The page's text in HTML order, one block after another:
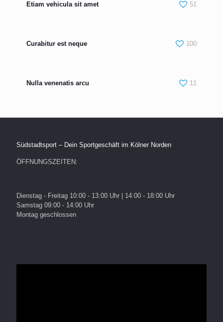
Etiam vehicula sit amet 51
Curabitur est neque 100
Nulla venenatis arcu 11
Südstadtsport – Dein Sportgeschäft im Kölner Norden
ÖFFNUNGSZEITEN:
Dienstag - Freitag 10:00 - 13:00 Uhr | 14:00 - 18:00 Uhr
Samstag 09:00 - 14:00 Uhr
Montag geschlossen